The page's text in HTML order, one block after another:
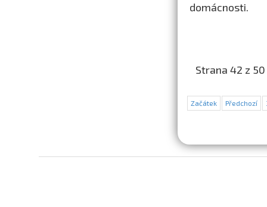
domácnosti.
Strana 42 z 50
Začátek Předchozí